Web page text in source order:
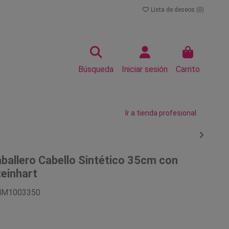
Lista de deseos (0)
Búsqueda Iniciar sesión Carrito
Ir a tienda profesional
Cabello Sintético 35cm con